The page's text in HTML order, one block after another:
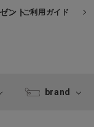
ントご利用ガイド
brand